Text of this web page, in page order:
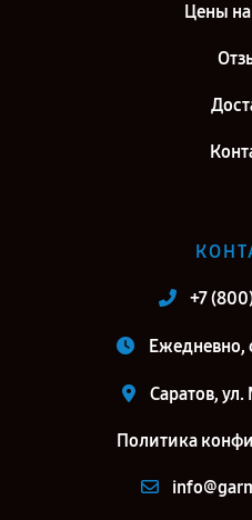
Цены
+7
Ежедневно,
Саратов,
Политика